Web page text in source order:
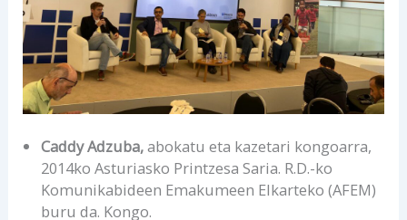
Caddy Adzuba,abokatu eta kazetari kongoarra,
2014ko Asturiasko Printzesa Saria. R.D.-ko
Komunikabideen Emakumeen Elkarteko (AFEM)
buru da. Kongo.